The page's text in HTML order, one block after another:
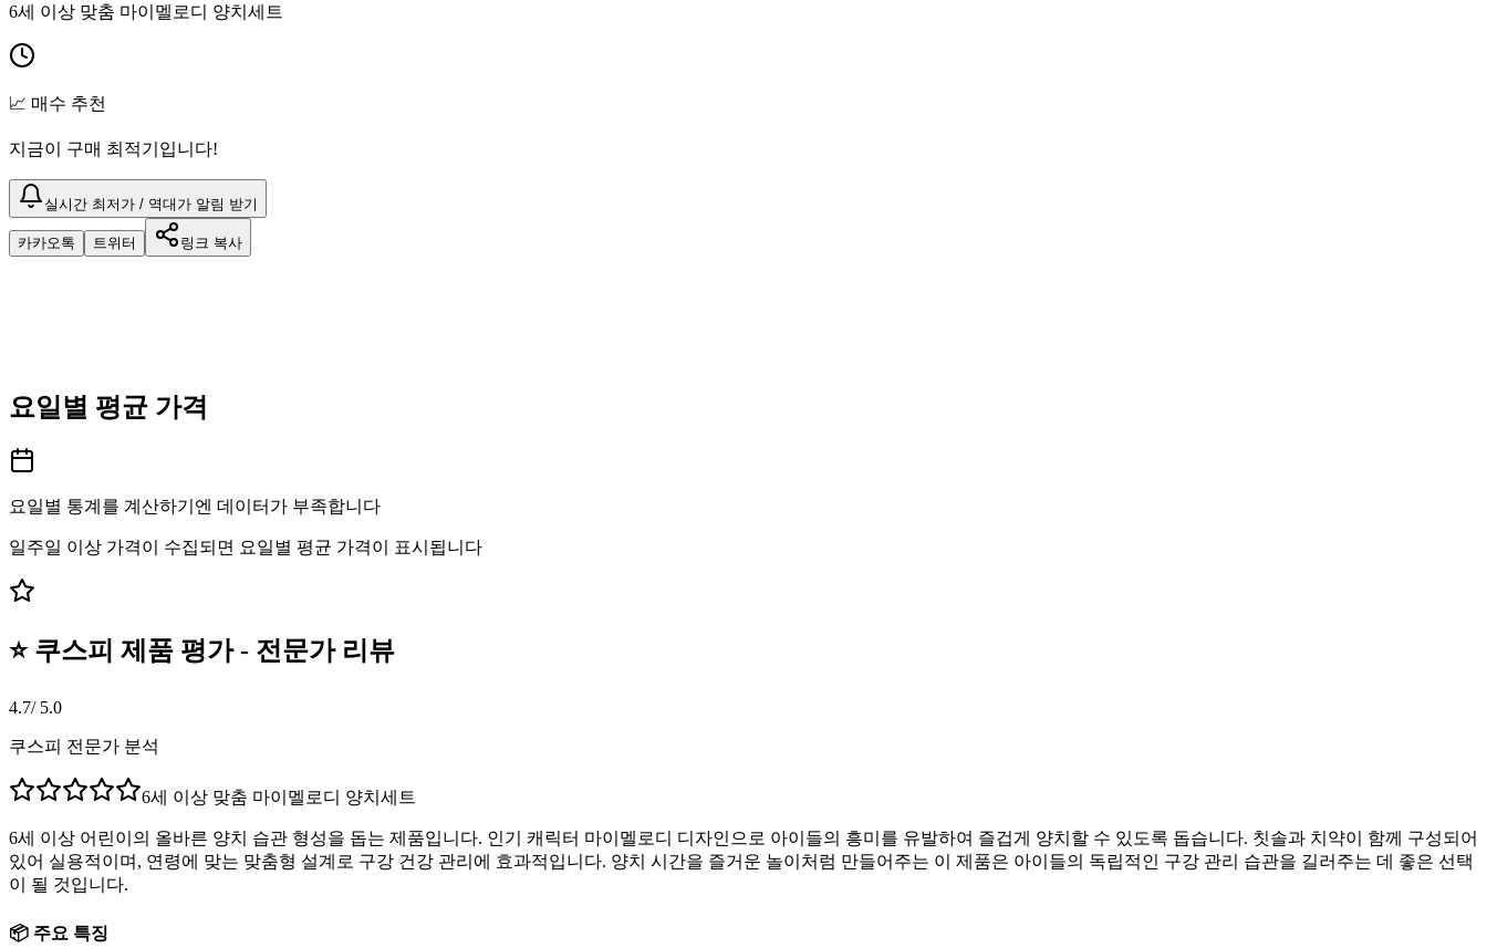
6세 이상 맞춤 마이멜로디 양치세트
📈 매수 추천
지금이 구매 최적기입니다!
실시간 최저가 / 역대가 알림 받기
카카오톡 트위터 링크 복사
요일별 평균 가격
요일별 통계를 계산하기엔 데이터가 부족합니다
일주일 이상 가격이 수집되면 요일별 평균 가격이 표시됩니다
⭐ 쿠스피 제품 평가 - 전문가 리뷰
4.7/ 5.0
쿠스피 전문가 분석
6세 이상 맞춤 마이멜로디 양치세트
6세 이상 어린이의 올바른 양치 습관 형성을 돕는 제품입니다. 인기 캐릭터 마이멜로디 디자인으로 아이들의 흥미를 유발하여 즐겁게 양치할 수 있도록 돕습니다. 칫솔과 치약이 함께 구성되어
있어 실용적이며, 연령에 맞는 맞춤형 설계로 구강 건강 관리에 효과적입니다. 양치 시간을 즐거운 놀이처럼 만들어주는 이 제품은 아이들의 독립적인 구강 관리 습관을 길러주는 데 좋은 선택
이 될 것입니다.
📦 주요 특징